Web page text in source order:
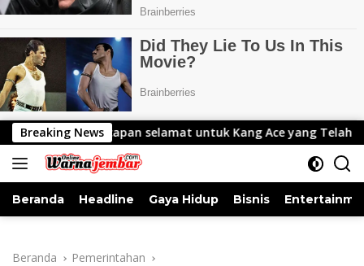
Langsung
ke
konten
Breaking News
untuk Kang Ace yang Telah Resmi Menjabat Gubernur
Beranda Headline Gaya Hidup Bisnis
Beranda Pemerintahan